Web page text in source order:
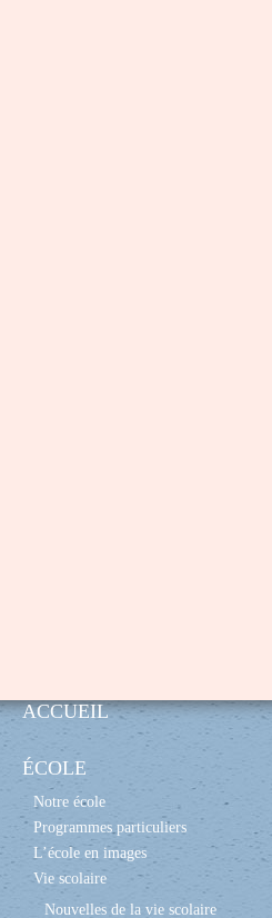
ACCUEIL
ÉCOLE
Notre école
Programmes particuliers
L’école en images
Vie scolaire
Nouvelles de la vie scolaire